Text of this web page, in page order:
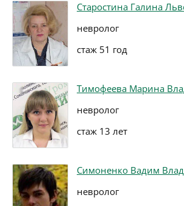
Старостина Галина
невролог
стаж 51 год
Тимофеева Марина
невролог
стаж 13 лет
Симоненко Вадим
невролог